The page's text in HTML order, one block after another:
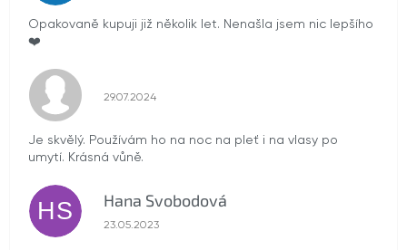
Opakovaně kupuji již několik let. Nenašla jsem nic lepšího
❤️
Hodnocení obchodu je 5 z 5 hvězdiček.
29.07.2024
Je skvělý. Používám ho na noc na pleť i na vlasy po
umytí. Krásná vůně.
HS Hana Svobodová
Hodnocení obchodu je 5 z 5 hvězdiček.
23.05.2023